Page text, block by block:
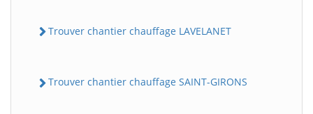
Trouver chantier chauffage LAVELANET
Trouver chantier chauffage SAINT-GIRONS